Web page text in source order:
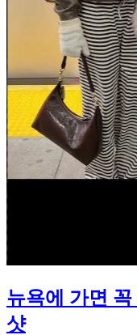
뉴욕에 가면
샷